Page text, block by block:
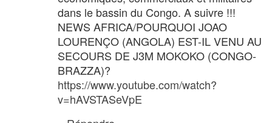
dans le bassin du Congo. A suivre !!!
NEWS AFRICA/POURQUOI JOAO
LOURENÇO (ANGOLA) EST-IL VENU AU
SECOURS DE J3M MOKOKO (CONGO-
BRAZZA)?
https://www.youtube.com/watch?
v=hAVSTASeVpE